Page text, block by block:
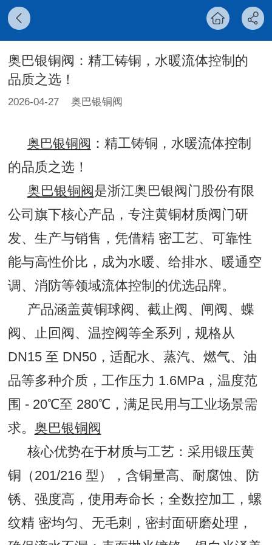
奥巴银铜阀：精工铸铜，水暖流体控制的
品质之选！
2026-04-27 奥巴银铜阀
奥巴银铜阀 ：精工铸铜，水暖流体控制
的品质之选！
奥巴银铜阀是浙江奥巴银阀门股份有限
公司旗下核心产品，专注黄铜材质阀门研
发、生产与销售，凭借精 密工艺、可靠性
能与高性价比，成为水暖、给排水、暖通空
调、消防等领域流体控制的优选品牌。
产品涵盖黄铜球阀、截止阀、闸阀、蝶
阀、止回阀、温控阀等全系列，规格从
DN15 至 DN50，适配水、蒸汽、燃气、油
品等多种介质，工作压力 1.6MPa，温度范
围 - 20℃至 280℃，满足民用与工业场景需
求。 奥巴银铜阀
核心优势在于材质与工艺：采用锻压黄
铜（201/216 型），含铜量高、耐腐蚀、防
锈、强度高，使用寿命长；全数控加工，螺
纹精 密均匀、无毛刺，密封面研磨处理，